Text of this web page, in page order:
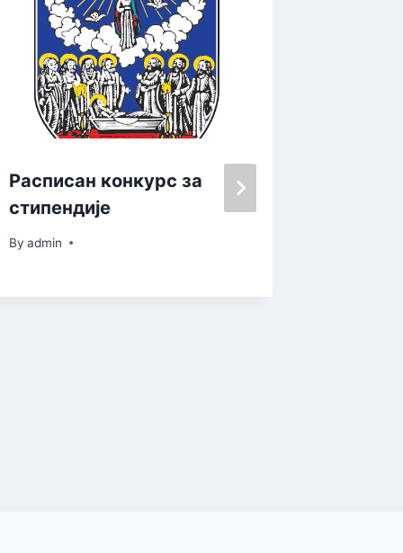
Расписан конкурс за
стипендије
By admin